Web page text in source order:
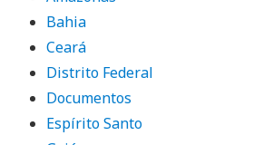
Bahia
Ceará
Distrito Federal
Documentos
Espírito Santo